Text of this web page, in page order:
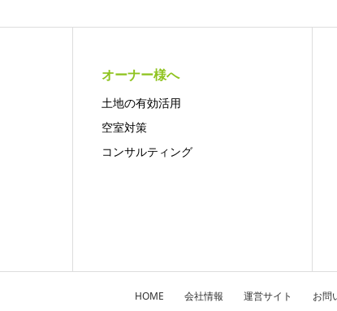
オーナー様へ
土地の有効活用
空室対策
コンサルティング
HOME 会社情報 運営サイト お問